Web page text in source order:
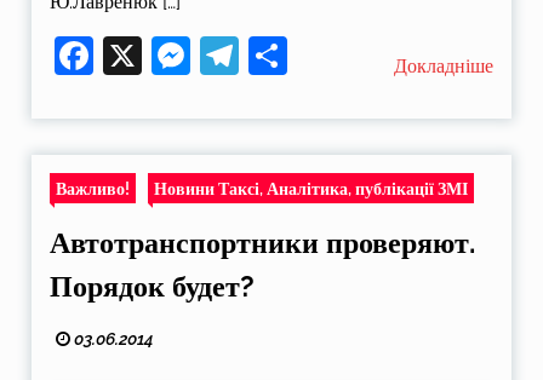
Facebook
X Messenger
Telegram
Поділитися
Докладніше
Важливо! Новини Таксі, Аналітика, публікації ЗМІ
Автотранспортники проверяют.
Порядок будет?
03.06.2014